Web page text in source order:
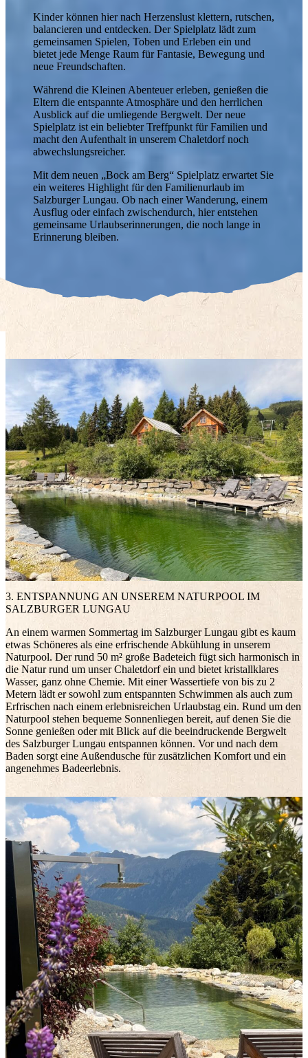
URLAUB AUF DER ALM
BOCK AUF GENUSS
EINKEHR AM WASSER
SCHLAFEN AM BERGSEE
Kinder können hier nach Herzenslust klettern, rutschen,
balancieren und entdecken. Der Spielplatz lädt zum
gemeinsamen Spielen, Toben und Erleben ein und
bietet jede Menge Raum für Fantasie, Bewegung und
neue Freundschaften.
Während die Kleinen Abenteuer erleben, genießen die
Eltern die entspannte Atmosphäre und den herrlichen
Ausblick auf die umliegende Bergwelt. Der neue
Spielplatz ist ein beliebter Treffpunkt für Familien und
macht den Aufenthalt in unserem Chaletdorf noch
abwechslungsreicher.
Mit dem neuen „Bock am Berg“ Spielplatz erwartet Sie
ein weiteres Highlight für den Familienurlaub im
Salzburger Lungau. Ob nach einer Wanderung, einem
Ausflug oder einfach zwischendurch, hier entstehen
gemeinsame Urlaubserinnerungen, die noch lange in
Erinnerung bleiben.
3. ENTSPANNUNG AN UNSEREM NATURPOOL IM
SALZBURGER LUNGAU
An einem warmen Sommertag im Salzburger Lungau gibt es kaum
etwas Schöneres als eine erfrischende Abkühlung in unserem
Naturpool. Der rund 50 m² große Badeteich fügt sich harmonisch in
die Natur rund um unser Chaletdorf ein und bietet kristallklares
Wasser, ganz ohne Chemie. Mit einer Wassertiefe von bis zu 2
Metern lädt er sowohl zum entspannten Schwimmen als auch zum
Erfrischen nach einem erlebnisreichen Urlaubstag ein. Rund um den
Naturpool stehen bequeme Sonnenliegen bereit, auf denen Sie die
Sonne genießen oder mit Blick auf die beeindruckende Bergwelt
des Salzburger Lungau entspannen können. Vor und nach dem
Baden sorgt eine Außendusche für zusätzlichen Komfort und ein
angenehmes Badeerlebnis.